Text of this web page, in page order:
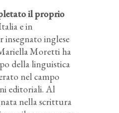
il proprio
e in
insegnato inglese
Moretti ha
della linguistica
nel campo
editoriali. Al
nella scrittura